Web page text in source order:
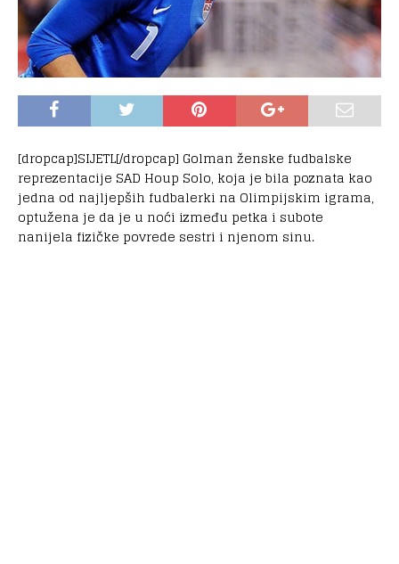
[dropcap]SIJETL[/dropcap] Golman ženske fudbalske
reprezentacije SAD Houp Solo, koja je bila poznata kao
jedna od najljepših fudbalerki na Olimpijskim igrama,
optužena je da je u noći između petka i subote
nanijela fizičke povrede sestri i njenom sinu.